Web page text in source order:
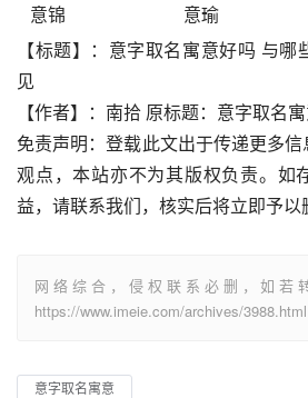
意锦
意瑜
【标题】：意字取名寓意好吗 与
见
【作者】：南拾 原标题：意字取名
免责声明：登载此文出于传递更多
观点，本站亦不为其版权负责。如
益，请联系我们，核实后将立即予以
网络综合，侵权联系必删，如若
https://www.imeie.com/archives/3988.html
意字取名寓意